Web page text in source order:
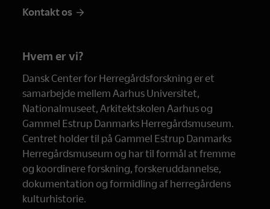
Kontakt os
Hvem er vi?
Dansk Center for Herregårdsforskning er et
samarbejde mellem Aarhus Universitet,
Nationalmuseet, Arkitektskolen Aarhus og
Gammel Estrup Danmarks Herregårdsmuseum.
Centret holder til på Gammel Estrup Danmarks
Herregårdsmuseum og har til formål at fremme
og koordinere forskning, forskeruddannelse,
dokumentation og formidling af herregårdens
kulturhistorie.